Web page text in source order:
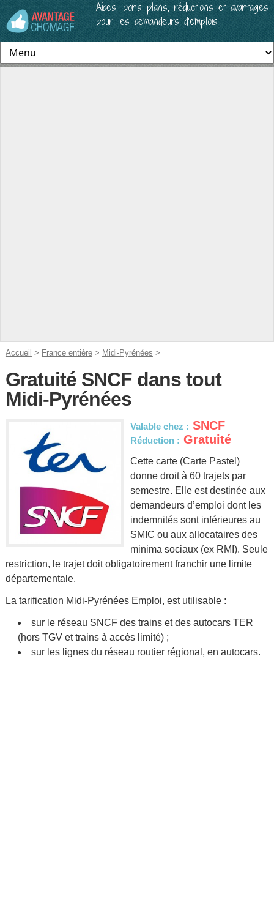
Aides, bons plans, réductions et avantages
pour les demandeurs d’emplois
Accueil > France entière> Midi-Pyrénées >
Gratuité SNCF dans tout
Midi-Pyrénées
Valable chez : SNCF
Réduction : Gratuité
Cette carte (Carte Pastel)
donne droit à 60 trajets par
semestre. Elle est destinée aux
demandeurs d’emploi dont les
indemnités sont inférieures au
SMIC ou aux allocataires des
minima sociaux (ex RMI). Seule
restriction, le trajet doit obligatoirement franchir une limite
départementale.
La tarification Midi-Pyrénées Emploi, est utilisable :
sur le réseau SNCF des trains et des autocars TER
(hors TGV et trains à accès limité) ;
sur les lignes du réseau routier régional, en autocars.